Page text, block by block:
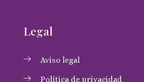
Legal
Aviso legal
Política de privacidad